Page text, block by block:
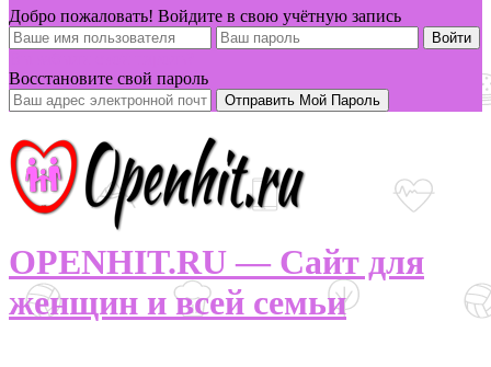
Добро пожаловать! Войдите в свою учётную запись
Восстановите свой пароль
OPENHIT.RU — Сайт для
женщин и всей семьи